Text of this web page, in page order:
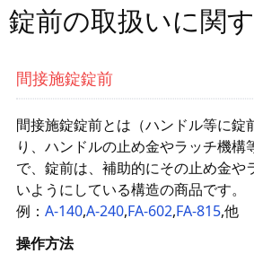
FB・B
辺機器
FC・C
電気錠・インターロック
L・LE
キースイッチ
サポート・お問合せ
錠前の取扱いに関
間接施錠錠前
間接施錠錠前とは（ハンドル等に錠
り、ハンドルの止め金やラッチ機構
で、錠前は、補助的にその止め金や
いようにしている構造の商品です。
例： A-140,A-240,FA-602,FA-815,他
操作方法